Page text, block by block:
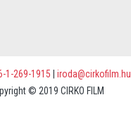
1-269-1915
iroda@cirkofilm.hu
© 2019 CIRKO FILM